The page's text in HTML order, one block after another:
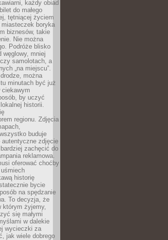
każdy obiad
do małego
tętniącej życiem
boryka
biznesów, takie
Nie można
Podróże blisko
węglowy, mniej
samolotach, a
„na miejscu”.
można
minutach być już
by uczyć
historii.
regionu. Zdjęcia
buduje
zdjęcie
zachęcić do
reklamowa.
oferować choćby
historię
bycie
na spędzanie
To decyzja, że
którym żyjemy,
się małymi
w dalekie
wycieczki za
jak wiele dobrego